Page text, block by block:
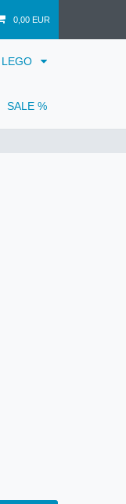
0,00 EUR
LEGO
SALE %